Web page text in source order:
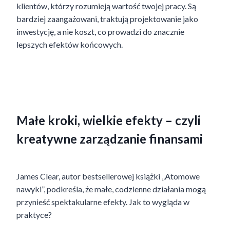
klientów, którzy rozumieją wartość twojej pracy. Są
bardziej zaangażowani, traktują projektowanie jako
inwestycję, a nie koszt, co prowadzi do znacznie
lepszych efektów końcowych.
Małe kroki, wielkie efekty – czyli
kreatywne zarządzanie finansami
James Clear, autor bestsellerowej książki „Atomowe
nawyki”, podkreśla, że małe, codzienne działania mogą
przynieść spektakularne efekty. Jak to wygląda w
praktyce?